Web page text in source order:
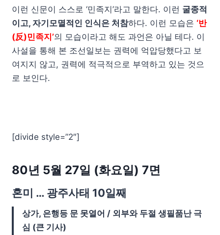
이런 신문이 스스로 ‘민족지’라고 말한다. 이런 굴종적
이고, 자기모멸적인 인식은 처참하다. 이런 모습은 ‘반
(反)민족지’의 모습이라고 해도 과언은 아닐 테다. 이
사설을 통해 본 조선일보는 권력에 억압당했다고 보
여지지 않고, 권력에 적극적으로 부역하고 있는 것으
로 보인다.
[divide style=”2″]
80년 5월 27일 (화요일) 7면
혼미 … 광주사태 10일째
상가, 은행등 문 못열어 / 외부와 두절 생필품난 극
심 (큰 기사)